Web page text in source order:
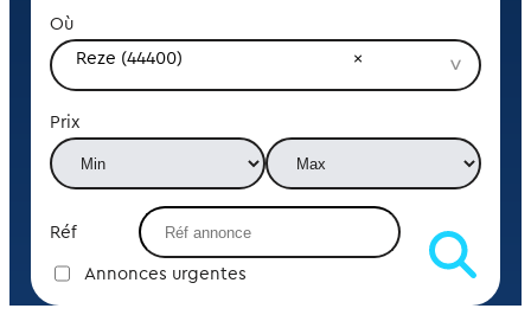
Où
Reze (44400)
Prix
Réf
Annonces urgentes